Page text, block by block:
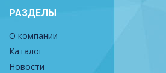
РАЗДЕЛЫ
О компании
Каталог
Новости